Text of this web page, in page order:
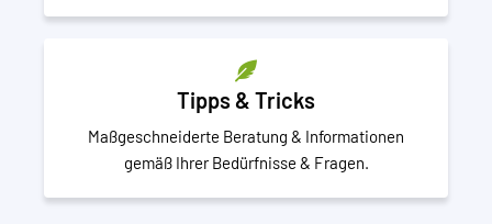
Tipps & Tricks
Maßgeschneiderte Beratung & Informationen
gemäß Ihrer Bedürfnisse & Fragen.